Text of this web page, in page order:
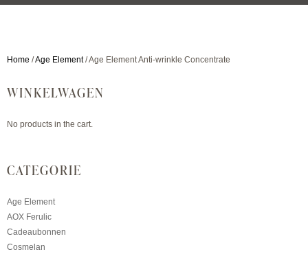
Home /Age Element/ Age Element Anti-wrinkle Concentrate
WINKELWAGEN
No products in the cart.
CATEGORIE
Age Element
AOX Ferulic
Cadeaubonnen
Cosmelan